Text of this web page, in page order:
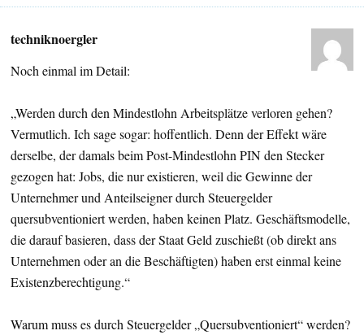
techniknoergler
Noch einmal im Detail:
„Werden durch den Mindestlohn Arbeitsplätze verloren gehen?
Vermutlich. Ich sage sogar: hoffentlich. Denn der Effekt wäre
derselbe, der damals beim Post-Mindestlohn PIN den Stecker
gezogen hat: Jobs, die nur existieren, weil die Gewinne der
Unternehmer und Anteilseigner durch Steuergelder
quersubventioniert werden, haben keinen Platz. Geschäftsmodelle,
die darauf basieren, dass der Staat Geld zuschießt (ob direkt ans
Unternehmen oder an die Beschäftigten) haben erst einmal keine
Existenzberechtigung.“
Warum muss es durch Steuergelder „Quersubventioniert“ werden?